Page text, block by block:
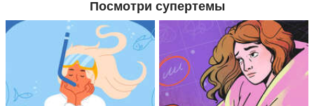
Посмотри супертемы